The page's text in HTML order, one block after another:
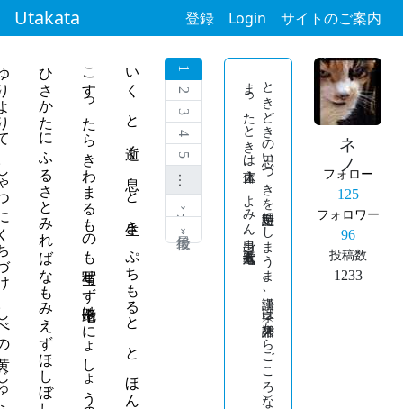
Utakata 登録 Login サイトのご案内
ネノ
フォロー
125
フォロワー
96
投稿数
1233
歌人番号三七七六。
1
2
3
4
5
…
次 ›
最後 »
ひさかたに ふるさとみれば なもみえず ほしぼし ひとも ひび離れるか